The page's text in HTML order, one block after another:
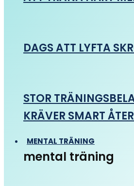
DAGS ATT LYFTA
STOR
KRÄVER SMART
MENTAL TRÄNING
mental träning